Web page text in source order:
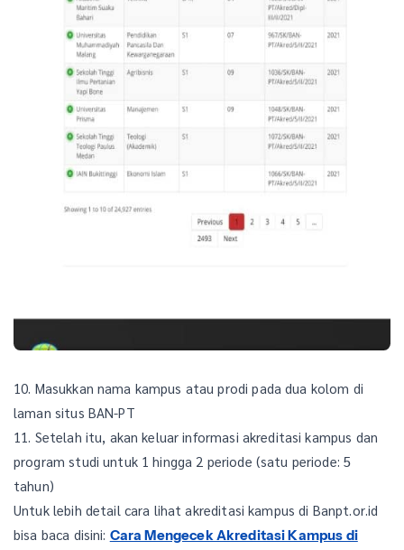
10. Masukkan nama kampus atau prodi pada dua kolom di
laman situs BAN-PT
11. Setelah itu, akan keluar informasi akreditasi kampus dan
program studi untuk 1 hingga 2 periode (satu periode: 5
tahun)
Untuk lebih detail cara lihat akreditasi kampus di Banpt.or.id
bisa baca disini: Cara Mengecek Akreditasi Kampus di